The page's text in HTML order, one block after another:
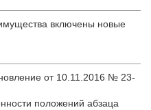
включены новые
от 10.11.2016 № 23-
положений абзаца